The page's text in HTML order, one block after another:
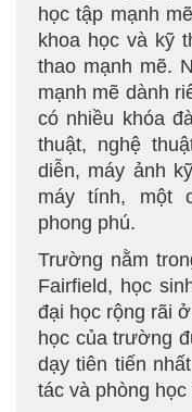
học tập mạnh
khoa học và kỹ
thao mạnh mẽ.
mạnh mẽ dành
có nhiều khóa
thuật, nghệ
diễn, máy ảnh
máy tính, một
phong phú.
Trường nằm
Fairfield, học
đại học rộng rãi
học của trường
dạy tiên tiến
tác và phòng